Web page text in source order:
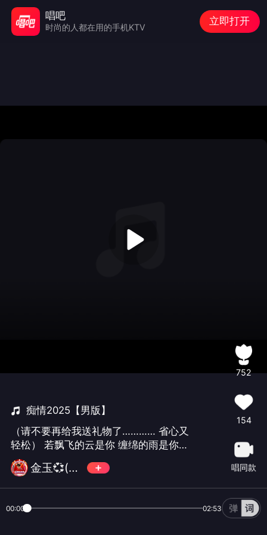
痴情2025【男版】
（请不要再给我送礼物了………… 省心又
轻松） 若飘飞的云是你 缠绵的雨是你
肩头振翅的蝶是你 发梢缠绕的是你 那我
就笃定所有滚烫的等待都是你
金玉💞(暂别)
752
154
唱同款
00:00 02:53
唱吧
时尚的人都在用的手机KTV
立即打开